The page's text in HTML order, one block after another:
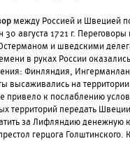
между Россией и Швецией
августа 1721 г.
и шведскими
в руках России
Финляндия,
высаживались на
привело к послаблению
территорий передать
за Лифляндию денежную
герцога